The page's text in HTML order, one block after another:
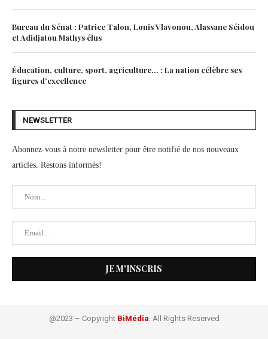
Bureau du Sénat : Patrice Talon, Louis Vlavonou, Alassane Séidou
et Adidjatou Mathys élus
Éducation, culture, sport, agriculture… : La nation célèbre ses
figures d’excellence
NEWSLETTER
Abonnez-vous à notre newsletter pour être notifié de nos nouveaux
articles. Restons informés!
@2023 – Copyright BiMédia . All Rights Reserved